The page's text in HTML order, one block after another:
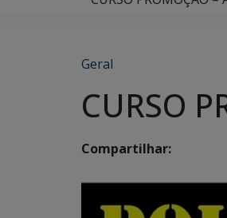
Geral
CURSO
Compartilhar: